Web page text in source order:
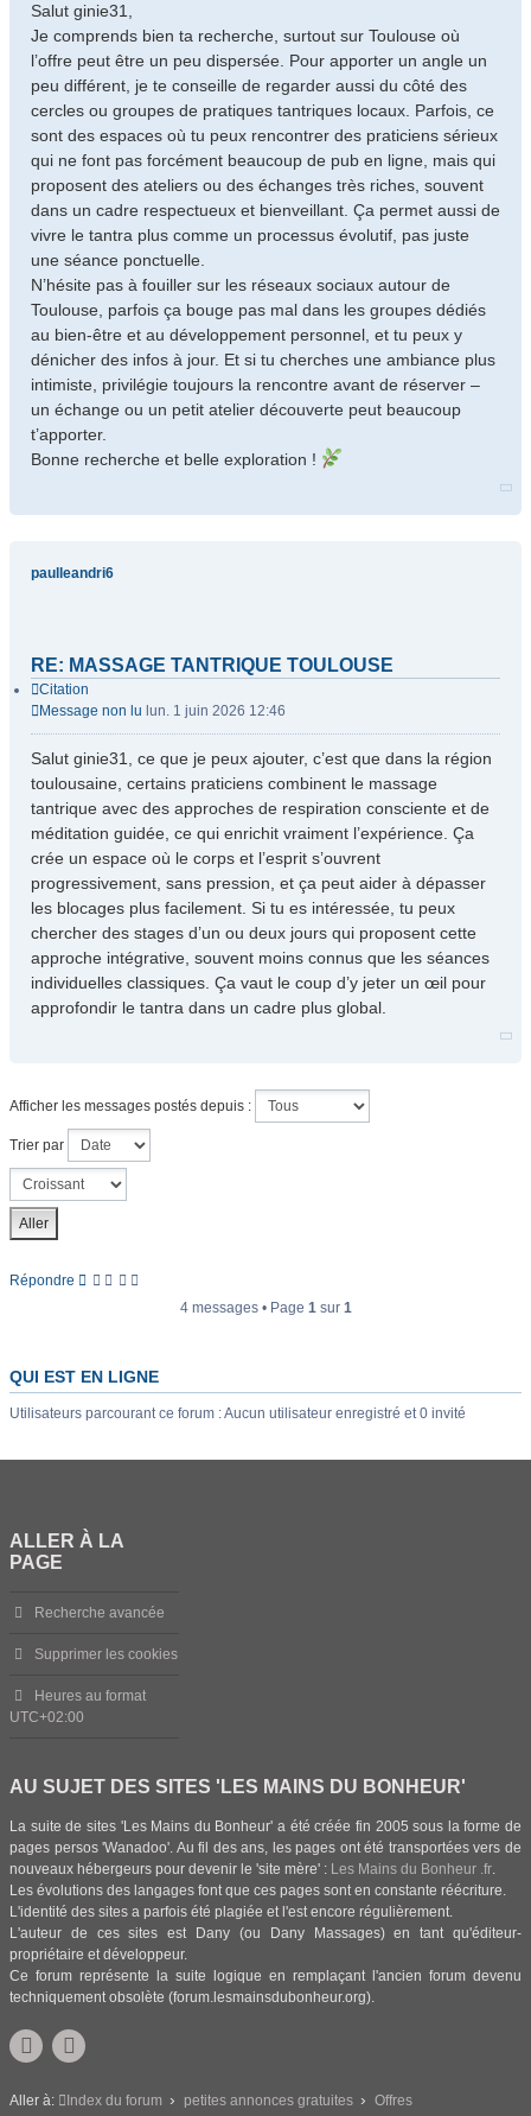
Salut ginie31,
Je comprends bien ta recherche, surtout sur Toulouse où
l’offre peut être un peu dispersée. Pour apporter un angle un
peu différent, je te conseille de regarder aussi du côté des
cercles ou groupes de pratiques tantriques locaux. Parfois, ce
sont des espaces où tu peux rencontrer des praticiens sérieux
qui ne font pas forcément beaucoup de pub en ligne, mais qui
proposent des ateliers ou des échanges très riches, souvent
dans un cadre respectueux et bienveillant. Ça permet aussi de
vivre le tantra plus comme un processus évolutif, pas juste
une séance ponctuelle.
N’hésite pas à fouiller sur les réseaux sociaux autour de
Toulouse, parfois ça bouge pas mal dans les groupes dédiés
au bien-être et au développement personnel, et tu peux y
dénicher des infos à jour. Et si tu cherches une ambiance plus
intimiste, privilégie toujours la rencontre avant de réserver –
un échange ou un petit atelier découverte peut beaucoup
t’apporter.
Bonne recherche et belle exploration !
paulleandri6
RE: MASSAGE TANTRIQUE TOULOUSE
Citation
Message non lu lun. 1 juin 2026 12:46
Salut ginie31, ce que je peux ajouter, c’est que dans la région
toulousaine, certains praticiens combinent le massage
tantrique avec des approches de respiration consciente et de
méditation guidée, ce qui enrichit vraiment l’expérience. Ça
crée un espace où le corps et l’esprit s’ouvrent
progressivement, sans pression, et ça peut aider à dépasser
les blocages plus facilement. Si tu es intéressée, tu peux
chercher des stages d’un ou deux jours qui proposent cette
approche intégrative, souvent moins connus que les séances
individuelles classiques. Ça vaut le coup d’y jeter un œil pour
approfondir le tantra dans un cadre plus global.
Afficher les messages postés depuis :
Trier par
Répondre
4 messages • Page 1sur 1
QUI EST EN LIGNE
Utilisateurs parcourant ce forum : Aucun utilisateur enregistré et 0 invité
ALLER À LA
PAGE
Recherche avancée
Supprimer les cookies
Heures au format
UTC+02:00
AU SUJET DES SITES 'LES MAINS DU BONHEUR'
La suite de sites 'Les Mains du Bonheur' a été créée fin 2005 sous la forme de
pages persos 'Wanadoo'. Au fil des ans, les pages ont été transportées vers de
nouveaux hébergeurs pour devenir le 'site mère' : Les Mains du Bonheur .fr.
Les évolutions des langages font que ces pages sont en constante réécriture.
L'identité des sites a parfois été plagiée et l'est encore régulièrement.
L'auteur de ces sites est Dany (ou Dany Massages) en tant qu'éditeur-
propriétaire et développeur.
Ce forum représente la suite logique en remplaçant l'ancien forum devenu
techniquement obsolète (forum.lesmainsdubonheur.org).
Aller à: Index du forum petites annonces gratuites
Offres